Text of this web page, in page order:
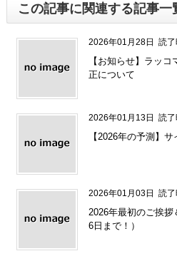
この記事に関連する記事一
2026年01月28日 読
【お知らせ】ラッ
正について
2026年01月13日 読
【2026年の予測】
2026年01月03日 読
2026年最初のご挨
6日まで！）